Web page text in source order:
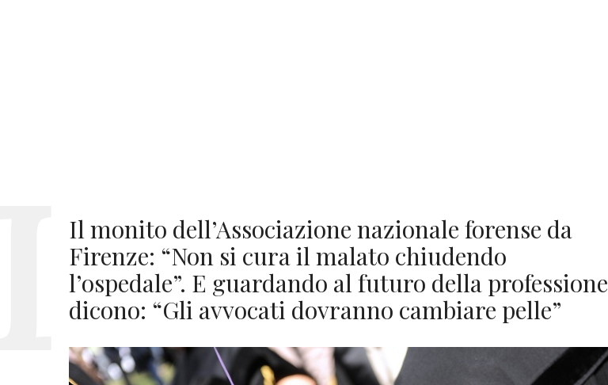
Il monito dell’Associazione nazionale forense da
Firenze: “Non si cura il malato chiudendo
l’ospedale”. E guardando al futuro della professione
dicono: “Gli avvocati dovranno cambiare pelle”